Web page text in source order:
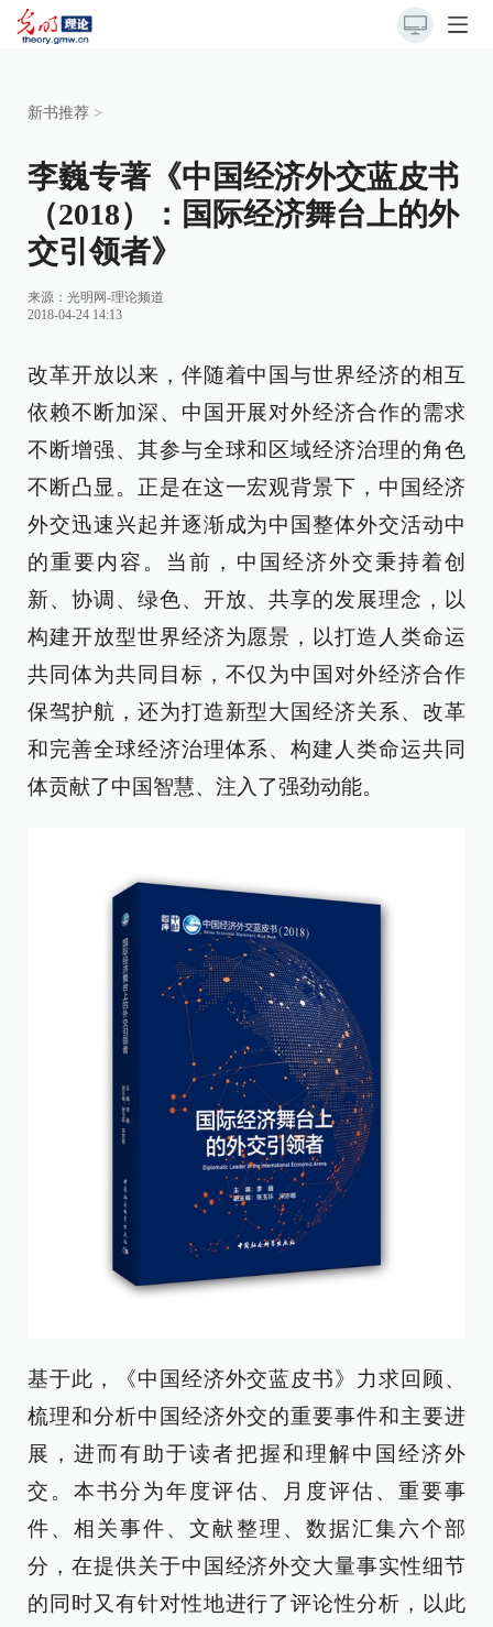
新书推荐 >
李巍专著《中国经济外交蓝皮书
（2018）：国际经济舞台上的外
交引领者》
来源： 光明网-理论频道
2018-04-24 14:13
改革开放以来，伴随着中国与世界经济的相互
依赖不断加深、中国开展对外经济合作的需求
不断增强、其参与全球和区域经济治理的角色
不断凸显。正是在这一宏观背景下，中国经济
外交迅速兴起并逐渐成为中国整体外交活动中
的重要内容。当前，中国经济外交秉持着创
新、协调、绿色、开放、共享的发展理念，以
构建开放型世界经济为愿景，以打造人类命运
共同体为共同目标，不仅为中国对外经济合作
保驾护航，还为打造新型大国经济关系、改革
和完善全球经济治理体系、构建人类命运共同
体贡献了中国智慧、注入了强劲动能。
基于此，《中国经济外交蓝皮书》力求回顾、
梳理和分析中国经济外交的重要事件和主要进
展，进而有助于读者把握和理解中国经济外
交。本书分为年度评估、月度评估、重要事
件、相关事件、文献整理、数据汇集六个部
分，在提供关于中国经济外交大量事实性细节
的同时又有针对性地进行了评论性分析，以此